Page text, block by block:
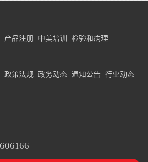
产品注册 中美培训 检验和病理
政策法规 政务动态 通知公告 行业动态